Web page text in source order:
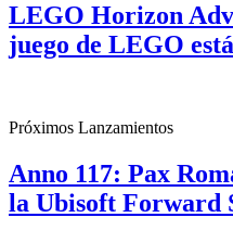
LEGO Horizon
juego de LEGO
Próximos Lanzamientos
Anno 117: Pax
la Ubisoft Forward